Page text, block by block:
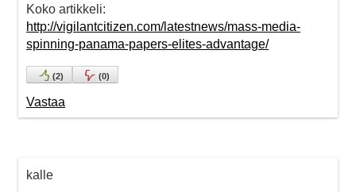
Koko artikkeli:
http://vigilantcitizen.com/latestnews/mass-media-
spinning-panama-papers-elites-advantage/
(2) (0)
Vastaa
kalle